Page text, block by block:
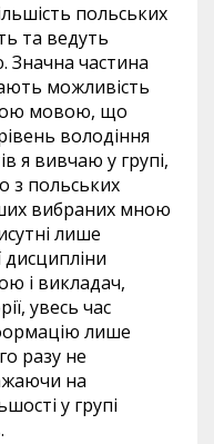
польських
та ведуть
Значна частина
можливість
мовою, що
володіння
я вивчаю у групі,
з польських
вибраних мною
лише
дисципліни
і викладач,
увесь час
лише
разу не
на
у групі